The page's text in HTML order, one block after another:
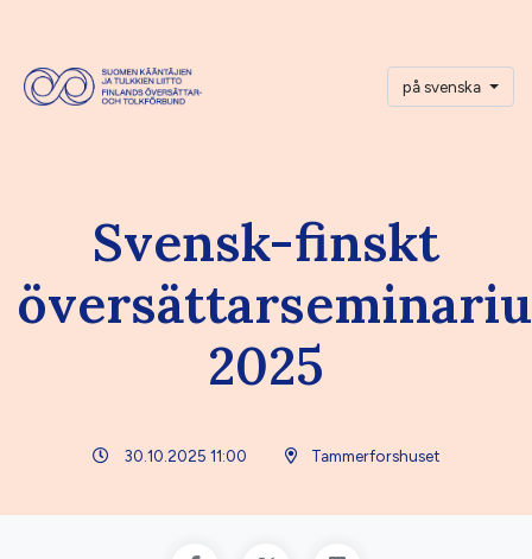
på svenska
Svensk-finskt
2025
30.10.2025 11:00 Tammerforshuset